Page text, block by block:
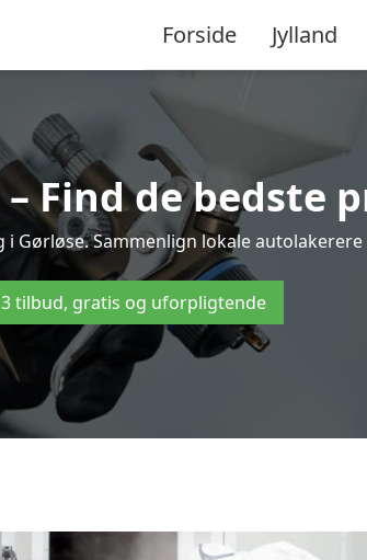
Forside Jylland
Find de bedste
Gørløse. Sammenlign lokale
3 tilbud, gratis og uforpligtende